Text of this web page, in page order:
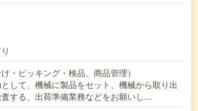
・ピッキング・検品、商品管理）
して、機械に製品をセット、機械から取り出
査する、出荷準備業務などをお願いし…